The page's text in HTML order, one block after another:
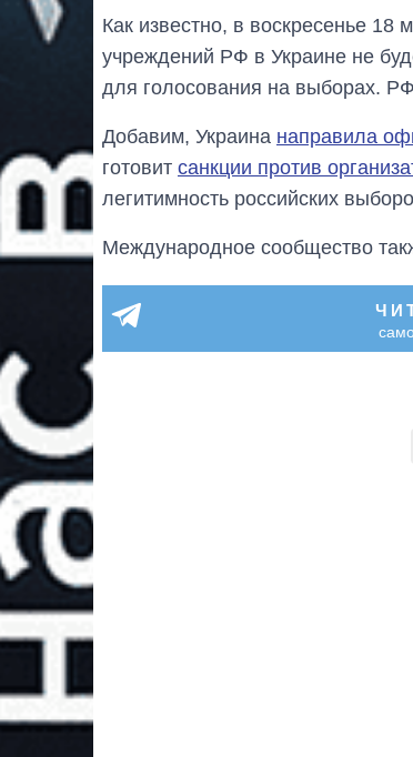
Как известно, в воскресенье
учреждений РФ в Украине не
для голосования на выборах.
Добавим, Украина направила
готовит санкции против
легитимность российских
Международное сообщество